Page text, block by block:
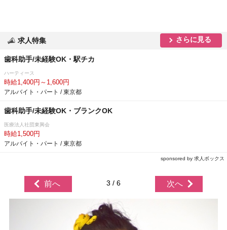
求人特集 さらに見る
歯科助手/未経験OK・駅チカ
ハーティース
時給1,400円～1,600円
アルバイト・パート / 東京都
歯科助手/未経験OK・ブランクOK
医療法人社団東興会
時給1,500円
アルバイト・パート / 東京都
sponsored by 求人ボックス
前へ 3 / 6 次へ